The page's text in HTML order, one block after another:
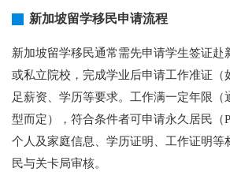
新加坡留学移民申请流程
新加坡留学移民通常需先申请学生签证赴
或私立院校，完成学业后申请工作准证（
足薪资、学历等要求。工作满一定年限（
型而定），符合条件者可申请永久居民（
个人及家庭信息、学历证明、工作证明等
民与关卡局审核。